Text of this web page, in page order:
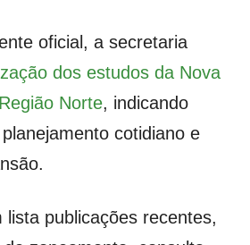
oficial, a secretaria
dos estudos da Nova
Norte, indicando
cotidiano e
publicações recentes,